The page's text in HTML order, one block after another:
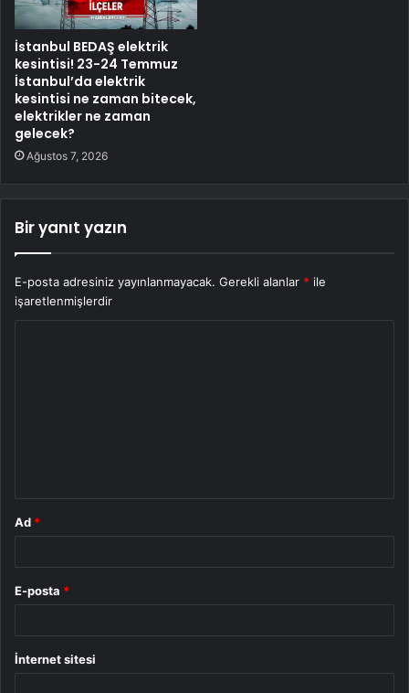
İstanbul BEDAŞ elektrik
kesintisi! 23-24 Temmuz
İstanbul’da elektrik
kesintisi ne zaman bitecek,
elektrikler ne zaman
gelecek?
Ağustos 7, 2026
Bir yanıt yazın
E-posta adresiniz yayınlanmayacak. Gerekli alanlar * ile
işaretlenmişlerdir
Ad *
E-posta *
İnternet sitesi